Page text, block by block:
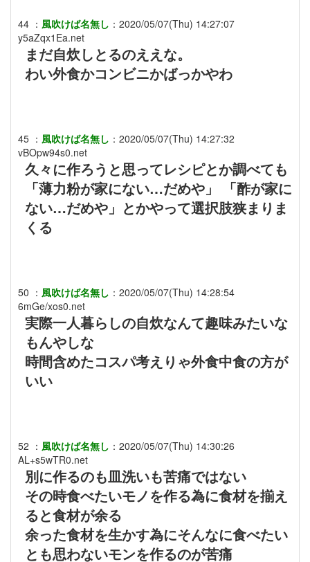
44 ： 風吹けば名無し ： 2020/05/07(Thu) 14:27:07
y5aZqx1Ea.net
まだ自炊しとるのええな。
わい外食かコンビニかばっかやわ
45 ： 風吹けば名無し ： 2020/05/07(Thu) 14:27:32
vBOpw94s0.net
久々に作ろうと思ってレシピとか調べても
「薄力粉が家にない…だめや」 「酢が家に
ない…だめや」とかやって選択肢狭まりま
くる
50 ： 風吹けば名無し ： 2020/05/07(Thu) 14:28:54
6mGe/xos0.net
実際一人暮らしの自炊なんて趣味みたいな
もんやしな
時間含めたコスパ考えりゃ外食中食の方が
いい
52 ： 風吹けば名無し ： 2020/05/07(Thu) 14:30:26
AL+s5wTR0.net
別に作るのも皿洗いも苦痛ではない
その時食べたいモノを作る為に食材を揃え
ると食材が余る
余った食材を生かす為にそんなに食べたい
とも思わないモンを作るのが苦痛